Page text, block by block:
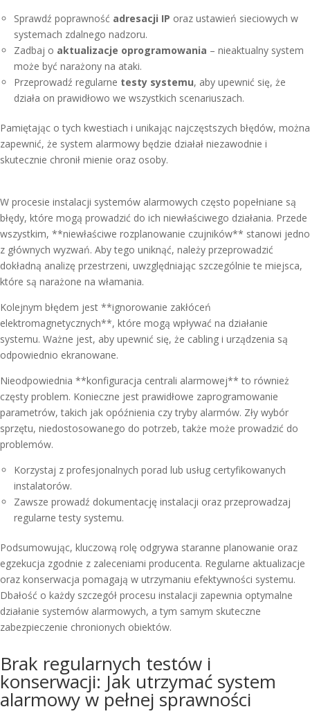
Sprawdź poprawność adresacji IP oraz ustawień sieciowych w
systemach zdalnego nadzoru.
Zadbaj o aktualizacje oprogramowania – nieaktualny system
może być narażony na ataki.
Przeprowadź regularne testy systemu, aby upewnić się, że
działa on prawidłowo we wszystkich scenariuszach.
Pamiętając o tych kwestiach i unikając najczęstszych błędów, można
zapewnić, że system alarmowy będzie działał niezawodnie i
skutecznie chronił mienie oraz osoby.
W procesie instalacji systemów alarmowych często popełniane są
błędy, które mogą prowadzić do ich niewłaściwego działania. Przede
wszystkim, **niewłaściwe rozplanowanie czujników** stanowi jedno
z głównych wyzwań. Aby tego uniknąć, należy przeprowadzić
dokładną analizę przestrzeni, uwzględniając szczególnie te miejsca,
które są narażone na włamania.
Kolejnym błędem jest **ignorowanie zakłóceń
elektromagnetycznych**, które mogą wpływać na działanie
systemu. Ważne jest, aby upewnić się, że cabling i urządzenia są
odpowiednio ekranowane.
Nieodpowiednia **konfiguracja centrali alarmowej** to również
częsty problem. Konieczne jest prawidłowe zaprogramowanie
parametrów, takich jak opóźnienia czy tryby alarmów. Zły wybór
sprzętu, niedostosowanego do potrzeb, także może prowadzić do
problemów.
Korzystaj z profesjonalnych porad lub usług certyfikowanych
instalatorów.
Zawsze prowadź dokumentację instalacji oraz przeprowadzaj
regularne testy systemu.
Podsumowując, kluczową rolę odgrywa staranne planowanie oraz
egzekucja zgodnie z zaleceniami producenta. Regularne aktualizacje
oraz konserwacja pomagają w utrzymaniu efektywności systemu.
Dbałość o każdy szczegół procesu instalacji zapewnia optymalne
działanie systemów alarmowych, a tym samym skuteczne
zabezpieczenie chronionych obiektów.
Brak regularnych testów i
konserwacji: Jak utrzymać system
alarmowy w pełnej sprawności